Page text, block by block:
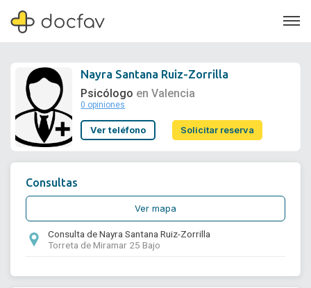
Soporte
Nayra Santana Ruiz-Zorrilla
Psicólogo en Valencia
0 opiniones
Ver teléfono Solicitar reserva
Consultas
Ver mapa
Consulta de Nayra Santana Ruiz-Zorrilla
Torreta de Miramar 25 Bajo